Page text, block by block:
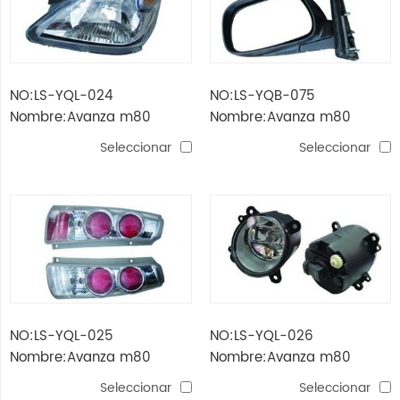
NO:LS-YQL-024
Nombre:Avanza m80
(xenia) '07 FaroSeleccionar
NO:LS-YQB-075
Nombre:Avanza m80
(xenia) '07 espejoSeleccionar
NO:LS-YQL-025
Nombre:Avanza m80
(xenia) '07 lámpara de
Seleccionar
NO:LS-YQL-026
Nombre:Avanza m80
(xenia) '07 faro antiniebla
Seleccionar